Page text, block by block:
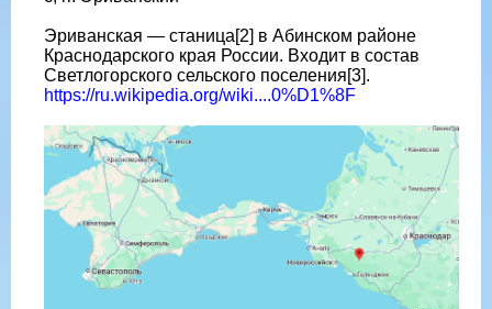
Эриванская — станица[2] в Абинском районе
Краснодарского края России. Входит в состав
Светлогорского сельского поселения[3].
https://ru.wikipedia.org/wiki....0%D1%8F